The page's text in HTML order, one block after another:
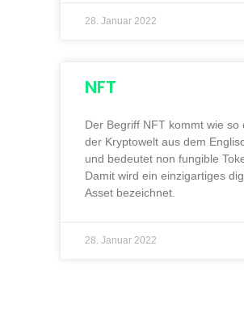
28. Januar 2022
NFT
Der Begriff NFT kommt wie so
der Kryptowelt aus dem
und bedeutet non fungible
Damit wird ein einzigartiges
Asset bezeichnet.
28. Januar 2022